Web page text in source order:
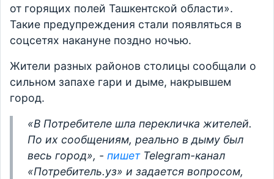
от горящих полей Ташкентской области».
Такие предупреждения стали появляться в
соцсетях накануне поздно ночью.
Жители разных районов столицы сообщали о
сильном запахе гари и дыме, накрывшем
город.
«В Потребителе шла перекличка жителей.
По их сообщениям, реально в дыму был
весь город», - пишетTelegram-канал
«Потребитель.уз» и задается вопросом,